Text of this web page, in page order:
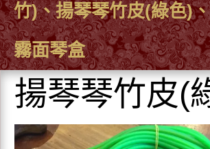
竹)、揚琴琴竹皮(綠色)
霧面琴盒
揚琴琴竹皮(